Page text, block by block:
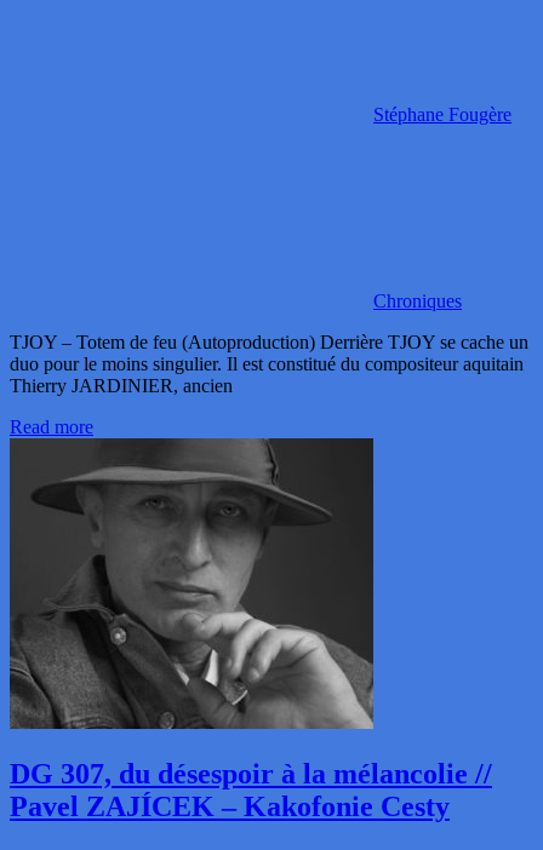
Stéphane Fougère
Chroniques
TJOY – Totem de feu (Autoproduction) Derrière TJOY se cache un
duo pour le moins singulier. Il est constitué du compositeur aquitain
Thierry JARDINIER, ancien
Read more
DG 307, du désespoir à la mélancolie //
Pavel ZAJÍCEK – Kakofonie Cesty